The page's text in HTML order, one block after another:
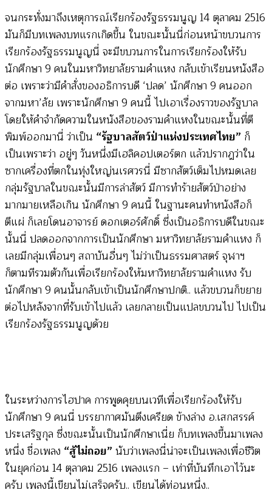
จนกระทั่งมาถึงเหตุการณ์เรียกร้องรัฐธรรมนูญ 14 ตุลาคม 2516
มันก็มีบทเพลงบทแรกเกิดขึ้น ในขณะนั้นนี่ก่อนหน้าขบวนการ
เรียกร้องรัฐธรรมนูญนี่ จะมีขบวนการในการเรียกร้องให้รับ
นักศึกษา 9 คนในมหาวิทยาลัยรามคำแหง กลับเข้าเรียนหนังสือ
ต่อ เพราะว่ามีคำสั่งของอธิการบดี ‘ปลด’ นักศึกษา 9 คนออก
จากมหา’ลัย เพราะนักศึกษา 9 คนนี้ ไปเอาเรื่องราวของรัฐบาล
โดยให้คำจำกัดความในหนังสือของรามคำแหงในขณะนั้นที่ตี
พิมพ์ออกมานี่ ว่าเป็น “รัฐบาลสัตว์ป่าแห่งประเทศไทย” ก็
เป็นเพราะว่า อยู่ๆ วันหนึ่งมีเฮลิคอปเตอร์ตก แล้วปรากฎว่าใน
ซากเครื่องที่ตกในทุ่งใหญ่นเรศวรนี่ มีซากสัตว์เต็มไปหมดเลย
กลุ่มรัฐบาลในขณะนั้นมีการล่าสัตว์ มีการทำร้ายสัตว์ป่าอย่าง
มากมายเหลือเกิน นักศึกษา 9 คนนี้ ในฐานะคนทำหนังสือก็
ตีแผ่ ก็เลยโดนอาจารย์ ดอกเตอร์ศักดิ์ ซึ่งเป็นอธิการบดีในขณะ
นั้นนี่ ปลดออกจากการเป็นนักศึกษา มหาวิทยาลัยรามคำแหง ก็
เลยมีกลุ่มเพื่อนๆ สถาบันอื่นๆ ไม่ว่าเป็นธรรมศาสตร์ จุฬาฯ
ก็ตามทีรวมตัวกันเพื่อเรียกร้องให้มหาวิทยาลัยรามคำแหง รับ
นักศึกษา 9 คนนั้นกลับเข้าเป็นนักศึกษาปกติ.. แล้วขบวนก็ขยาย
ต่อไปหลังจากที่รับเข้าไปแล้ว เลยกลายเป็นแปลขบวนไป ไปเป็น
เรียกร้องรัฐธรรมนูญด้วย
ในระหว่างการไฮปาค การพูดคุยบนเวทีเพื่อเรียกร้องให้รับ
นักศึกษา 9 คนนี่ บรรยากาศมันตึงเครียด ข้างล่าง อ.เสกสรรค์
ประเสริฐกุล ซึ่งขณะนั้นเป็นนักศึกษาเนี่ย ก็บทเพลงขึ้นมาเพลง
หนึ่ง ชื่อเพลง “สู้ไม่ถอย”นับว่าเพลงนี่น่าจะเป็นเพลงเพื่อชีวิต
ในยุคก่อน 14 ตุลาคม 2516 เพลงแรก – เท่าที่บันทึกเอาไว้นะ
ครับ เพลงนี้เขียนไม่เสร็จครับ.. เขียนได้ท่อนหนึ่ง..